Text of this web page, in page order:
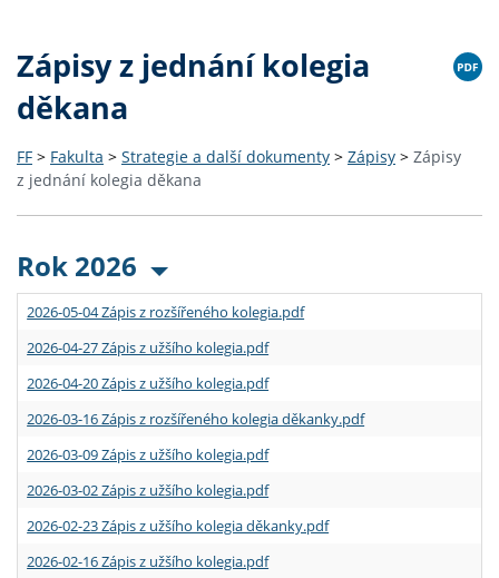
Zápisy z jednání kolegia
děkana
FF > Fakulta > Strategie a další dokumenty > Zápisy > Zápisy
z jednání kolegia děkana
Rok 2026
2026-05-04 Zápis z rozšířeného kolegia.pdf
2026-04-27 Zápis z užšího kolegia.pdf
2026-04-20 Zápis z užšího kolegia.pdf
2026-03-16 Zápis z rozšířeného kolegia děkanky.pdf
2026-03-09 Zápis z užšího kolegia.pdf
2026-03-02 Zápis z užšího kolegia.pdf
2026-02-23 Zápis z užšího kolegia děkanky.pdf
2026-02-16 Zápis z užšího kolegia.pdf